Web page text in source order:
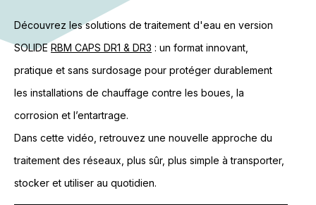
Découvrez les solutions de traitement d'eau en version
SOLIDE RBM CAPS DR1 & DR3 : un format innovant,
pratique et sans surdosage pour protéger durablement
les installations de chauffage contre les boues, la
corrosion et l’entartrage.
Dans cette vidéo, retrouvez une nouvelle approche du
traitement des réseaux, plus sûr, plus simple à transporter,
stocker et utiliser au quotidien.